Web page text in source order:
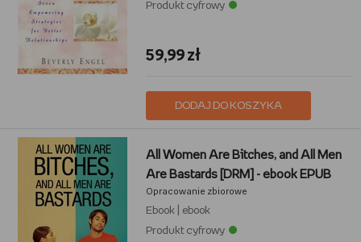
Produkt cyfrowy
59,99 zł
DODAJ DO KOSZYKA
All Women Are Bitches, and All Men
Are Bastards [DRM] - ebook EPUB
Opracowanie zbiorowe
Ebook
ebook
Produkt cyfrowy